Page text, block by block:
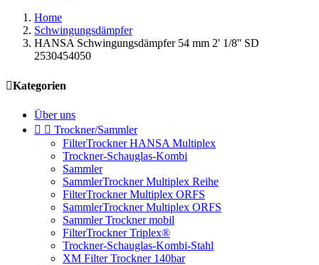
Home
Schwingungsdämpfer
HANSA Schwingungsdämpfer 54 mm 2' 1/8'' SD
2530454050
Kategorien
Über uns
  Trockner/Sammler
FilterTrockner HANSA Multiplex
Trockner-Schauglas-Kombi
Sammler
SammlerTrockner Multiplex Reihe
FilterTrockner Multiplex ORFS
SammlerTrockner Multiplex ORFS
Sammler Trockner mobil
FilterTrockner Triplex®
Trockner-Schauglas-Kombi-Stahl
XM Filter Trockner 140bar